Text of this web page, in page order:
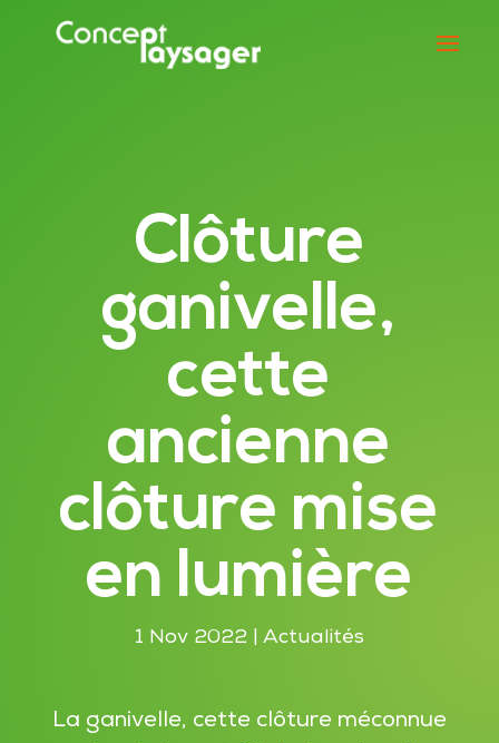
Clôture
ganivelle,
cette
ancienne
clôture mise
en lumière
1 Nov 2022 Actualités
La ganivelle, cette clôture méconnue